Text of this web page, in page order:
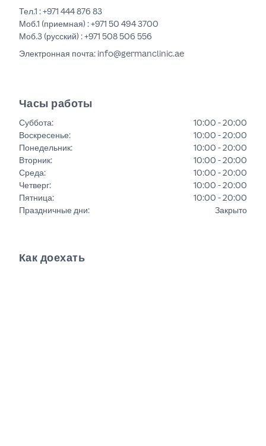
Тел.1 :+971 444 876 83
Моб.1 (приемная) :+971 50 494 3700
Моб.3 (русский) :+971 508 506 556
Электронная почта: info@germanclinic.ae
Часы работы
Суббота:
10:00 - 20:00
Воскресенье:
10:00 - 20:00
Понедельник:
10:00 - 20:00
Вторник:
10:00 - 20:00
Среда:
10:00 - 20:00
Четверг:
10:00 - 20:00
Пятница:
10:00 - 20:00
Праздничные дни: Закрыто
Как доехать